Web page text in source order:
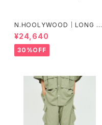
N.HOOLYWOOD｜LONG SL
EEVE T-SHIRT ｜2251-CS1
4-005 peg
¥24,640
30%OFF